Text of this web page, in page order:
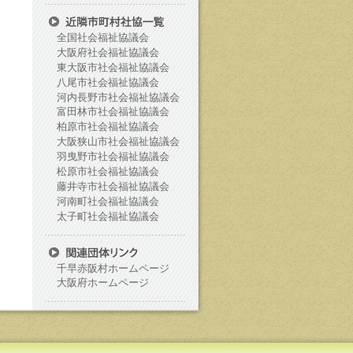
全国社会福祉協議会
大阪府社会福祉協議会
東大阪市社会福祉協議会
八尾市社会福祉協議会
河内長野市社会福祉協議会
富田林市社会福祉協議会
柏原市社会福祉協議会
大阪狭山市社会福祉協議会
羽曳野市社会福祉協議会
松原市社会福祉協議会
藤井寺市社会福祉協議会
河南町社会福祉協議会
太子町社会福祉協議会
千早赤阪村ホームページ
大阪府ホームページ